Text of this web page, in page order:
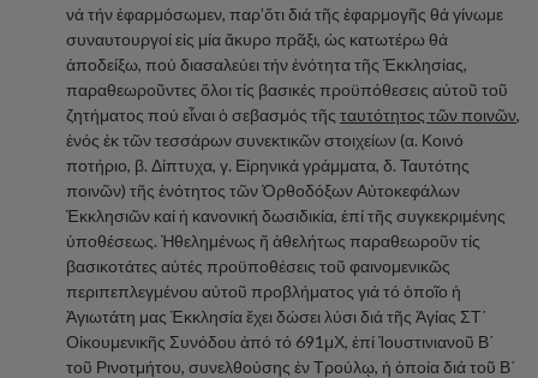
νά τήν ἐφαρμόσωμεν, παρ’ὅτι διά τῆς ἐφαρμογῆς θά γίνωμε
συναυτουργοί εἰς μία ἄκυρο πρᾶξι, ὡς κατωτέρω θά
ἀποδείξω, πού διασαλεύει τήν ἑνότητα τῆς Ἐκκλησίας,
παραθεωροῦντες ὅλοι τίς βασικές προϋπόθεσεις αὐτοῦ τοῦ
ζητήματος πού εἶναι ὁ σεβασμός τῆς ταυτότητος τῶν ποινῶν,
ἑνός ἐκ τῶν τεσσάρων συνεκτικῶν στοιχείων (α. Κοινό
ποτήριο, β. Δίπτυχα, γ. Εἰρηνικά γράμματα, δ. Ταυτότης
ποινῶν) τῆς ἑνότητος τῶν Ὀρθοδόξων Αὐτοκεφάλων
Ἐκκλησιῶν καί ἡ κανονική δωσιδικία, ἐπί τῆς συγκεκριμένης
ὑποθέσεως. Ἠθελημένως ἤ ἀθελήτως παραθεωροῦν τίς
βασικοτάτες αὐτές προϋποθέσεις τοῦ φαινομενικῶς
περιπεπλεγμένου αὐτοῦ προβλήματος γιά τό ὁποῖο ἡ
Ἁγιωτάτη μας Ἐκκλησία ἔχει δώσει λύσι διά τῆς Ἁγίας ΣΤ΄
Οἰκουμενικῆς Συνόδου ἀπό τό 691μΧ, ἐπί Ἰουστινιανοῦ Β΄
τοῦ Ρινοτμήτου, συνελθούσης ἐν Τρούλῳ, ἡ ὁποία διά τοῦ Β΄